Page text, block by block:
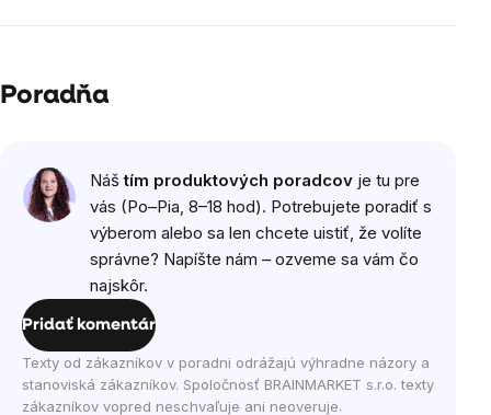
Poradňa
Náštím produktových poradcov je tu pre
vás (Po–Pia, 8–18 hod). Potrebujete poradiť s
výberom alebo sa len chcete uistiť, že volíte
správne? Napíšte nám – ozveme sa vám čo
najskôr.
Pridať komentár
Texty od zákazníkov v poradni odrážajú výhradne názory a
stanoviská zákazníkov. Spoločnosť BRAINMARKET s.r.o. texty
zákazníkov vopred neschvaľuje ani neoveruje.